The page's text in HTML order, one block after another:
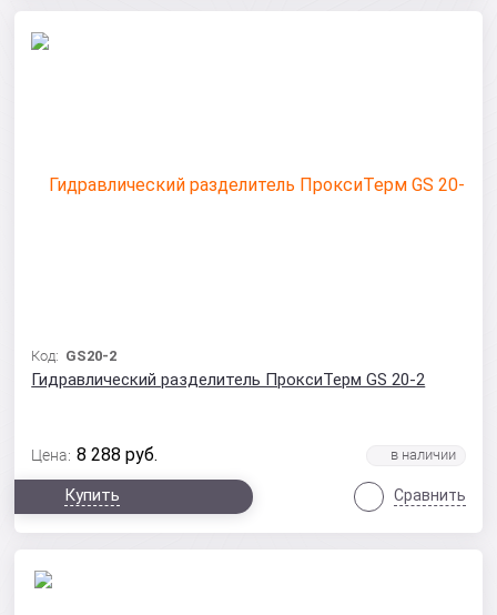
Код: GS20-2
Гидравлический разделитель ПроксиТерм GS 20-2
Цена: 8 288 руб.
Купить Сравнить